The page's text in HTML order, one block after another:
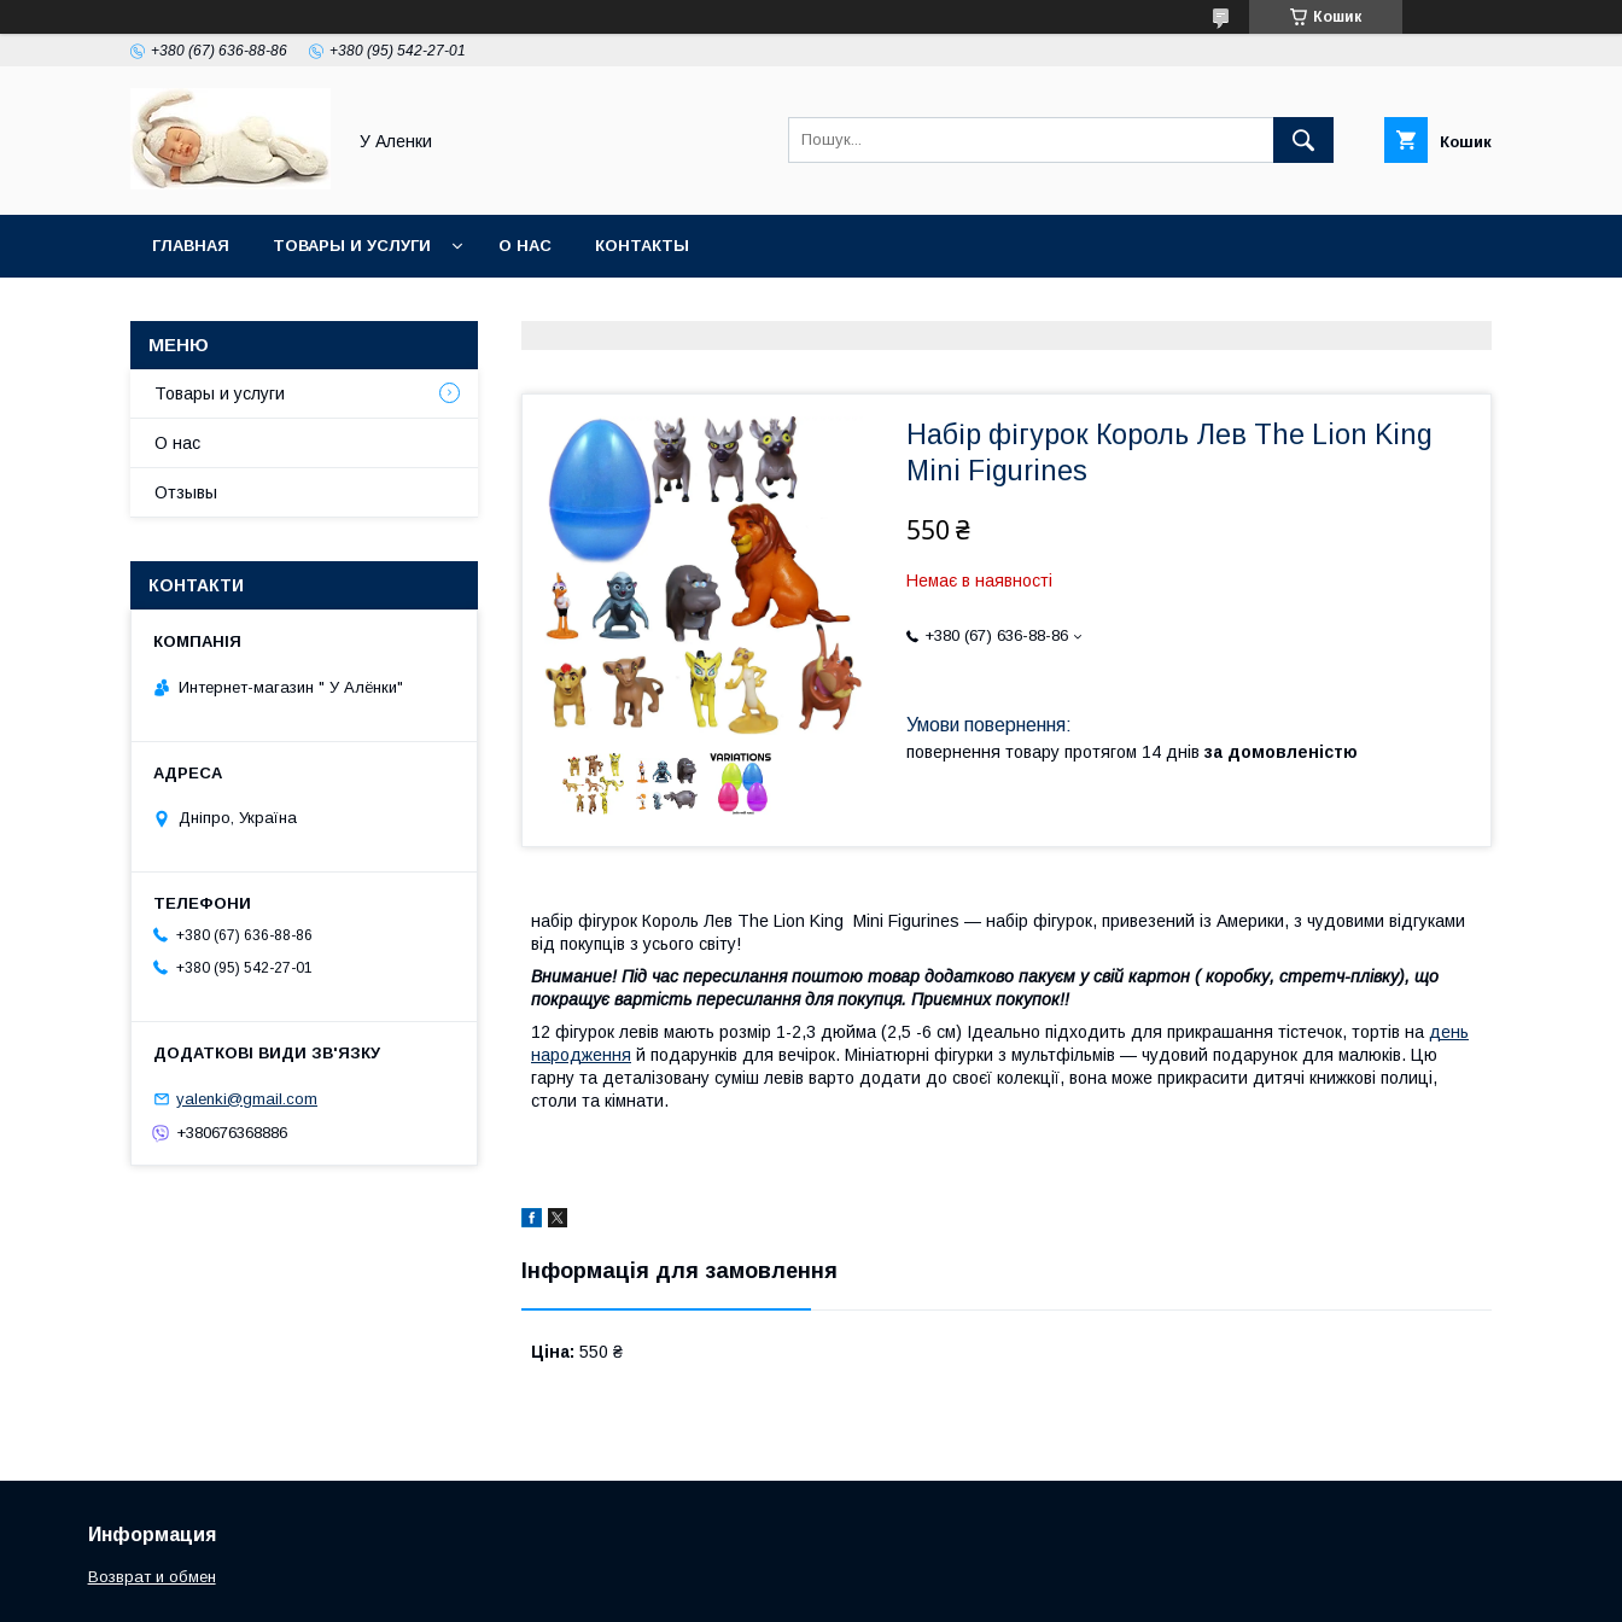
Кошик
+380 (67) 636-88-86 +380 (95) 542-27-01
У Аленки Кошик
ГЛАВНАЯ ТОВАРЫ И УСЛУГИ О НАС КОНТАКТЫ
Набір фігурок Король Лев The Lion King
Mini Figurines
550 ₴
Немає в наявності
+380 (67) 636-88-86
повернення товару протягом 14 днів за домовленістю
набір фігурок Король Лев The Lion King Mini Figurines — набір фігурок, привезений із Америки, з чудовими відгуками
від покупців з усього світу!
Внимание! Під час пересилання поштою товар додатково пакуєм у свій картон ( коробку, стретч-плівку), що
покращує вартість пересилання для покупця. Приємних покупок!!
12 фігурок левів мають розмір 1-2,3 дюйма (2,5 -6 см) Ідеально підходить для прикрашання тістечок, тортів на день
народження й подарунків для вечірок. Мініатюрні фігурки з мультфільмів — чудовий подарунок для малюків. Цю
гарну та деталізовану суміш левів варто додати до своєї колекції, вона може прикрасити дитячі книжкові полиці,
столи та кімнати.
Інформація для замовлення
Ціна: 550 ₴
Товары и услуги
О нас
Отзывы
КОНТАКТИ
Интернет-магазин " У Алёнки"
Дніпро, Україна
+380 (67) 636-88-86
+380 (95) 542-27-01
yalenki@gmail.com
+380676368886
Информация
Возврат и обмен